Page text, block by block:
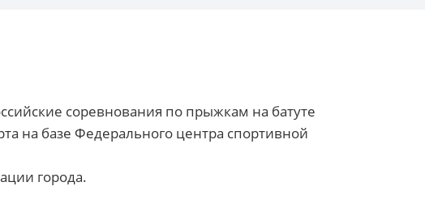
соревнования по прыжкам на батуте
на базе Федерального центра спортивной
города.